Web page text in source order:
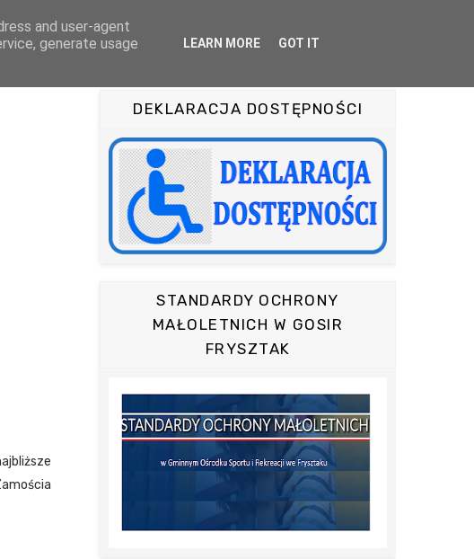
OFERTA TURYSTYKA KAMERA ON-LINE
DEKLARACJA DOSTĘPNOŚCI
STANDARDY OCHRONY
MAŁOLETNICH W GOSIR
FRYSZTAK
and user-agent
generate usage
LEARN MORE GOT IT